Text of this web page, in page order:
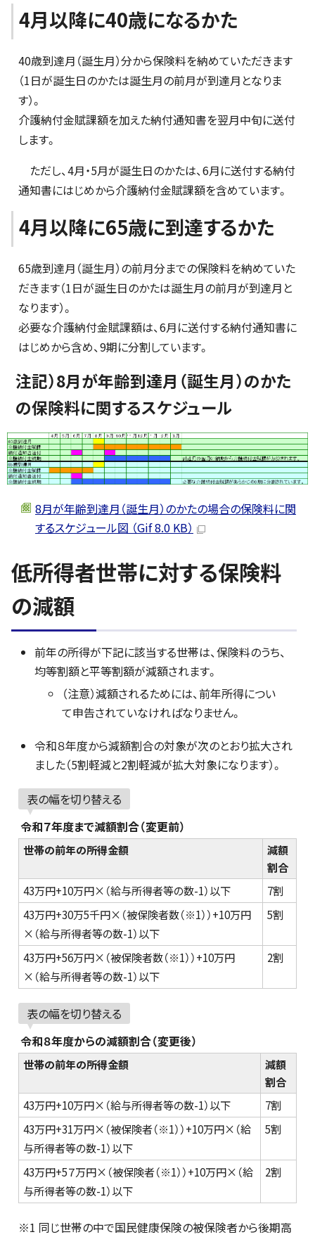
4月以降に40歳になるかた
40歳到達月（誕生月）分から保険料を納めていただきます
（1日が誕生日のかたは誕生月の前月が到達月となりま
す）。
介護納付金賦課額を加えた納付通知書を翌月中旬に送付
します。
ただし、4月・5月が誕生日のかたは、6月に送付する納付
通知書にはじめから介護納付金賦課額を含めています。
4月以降に65歳に到達するかた
65歳到達月（誕生月）の前月分までの保険料を納めていた
だきます（1日が誕生日のかたは誕生月の前月が到達月と
なります）。
必要な介護納付金賦課額は、6月に送付する納付通知書に
はじめから含め、9期に分割しています。
注記）8月が年齢到達月（誕生月）のかた
の保険料に関するスケジュール
8月が年齢到達月（誕生月）のかたの場合の保険料に関
するスケジュール図 （Gif 8.0 KB）
低所得者世帯に対する保険料
の減額
前年の所得が下記に該当する世帯は、保険料のうち、
均等割額と平等割額が減額されます。
（注意）減額されるためには、前年所得につい
て申告されていなければなりません。
令和８年度から減額割合の対象が次のとおり拡大され
ました（5割軽減と2割軽減が拡大対象になります）。
表の幅を切り替える
令和７年度まで減額割合（変更前）
世帯の前年の所得金額
減額
割合
43万円+10万円×（給与所得者等の数-1）以下
7割
43万円+30万5千円×（被保険者数（※1））+10万円
×（給与所得者等の数-1）以下
5割
43万円+56万円×（被保険者数（※1））+10万円
×（給与所得者等の数-1）以下
2割
表の幅を切り替える
令和８年度からの減額割合（変更後）
世帯の前年の所得金額
減額
割合
43万円+10万円×（給与所得者等の数-1）以下
7割
43万円+31万円×（被保険者（※1））+10万円×（給
与所得者等の数-1）以下
5割
43万円+5７万円×（被保険者（※1））+10万円×（給
与所得者等の数-1）以下
2割
※1 同じ世帯の中で国民健康保険の被保険者から後期高